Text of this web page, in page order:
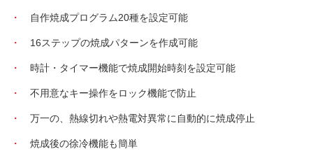
・ 自作焼成プログラム20種を設定可能
・ 16ステップの焼成パターンを作成可能
・ 時計・タイマー機能で焼成開始時刻を設定可能
・ 不用意なキー操作をロック機能で防止
・ 万一の、熱線切れや熱電対異常に自動的に焼成停止
・ 焼成後の徐冷機能も簡単